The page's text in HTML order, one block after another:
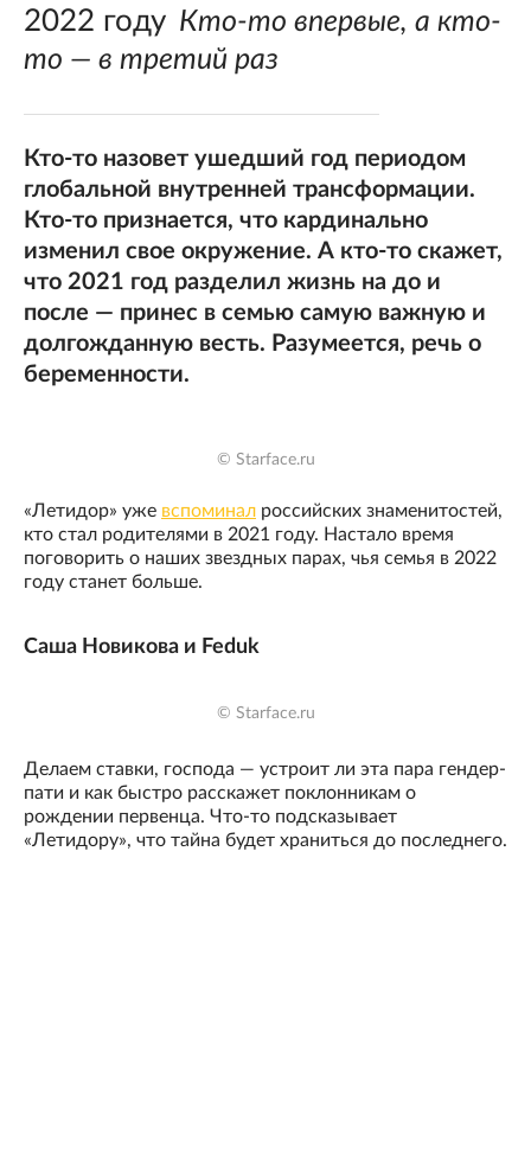
2022 году Кто-то впервые, а кто-
то — в третий раз
Кто-то назовет ушедший год периодом
глобальной внутренней трансформации.
Кто-то признается, что кардинально
изменил свое окружение. А кто-то скажет,
что 2021 год разделил жизнь на до и
после — принес в семью самую важную и
долгожданную весть. Разумеется, речь о
беременности.
© Starface.ru
«Летидор» уже вспоминал российских знаменитостей,
кто стал родителями в 2021 году. Настало время
поговорить о наших звездных парах, чья семья в 2022
году станет больше.
Саша Новикова и Feduk
© Starface.ru
Делаем ставки, господа — устроит ли эта пара гендер-
пати и как быстро расскажет поклонникам о
рождении первенца. Что-то подсказывает
«Летидору», что тайна будет храниться до последнего.